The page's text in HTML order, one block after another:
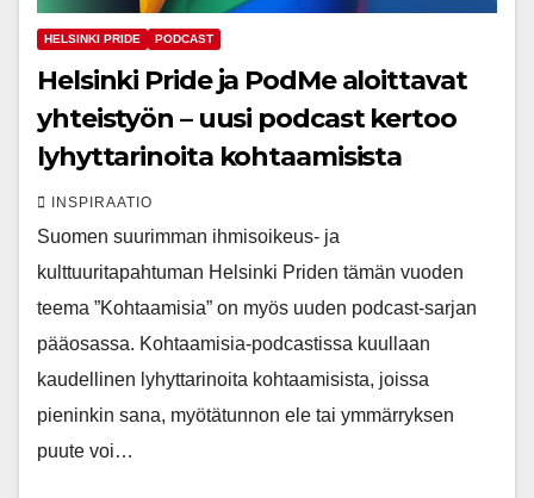
HELSINKI PRIDE PODCAST
Helsinki Pride ja PodMe aloittavat
yhteistyön – uusi podcast kertoo
lyhyttarinoita kohtaamisista
INSPIRAATIO
Suomen suurimman ihmisoikeus- ja
kulttuuritapahtuman Helsinki Priden tämän vuoden
teema ”Kohtaamisia” on myös uuden podcast-sarjan
pääosassa. Kohtaamisia-podcastissa kuullaan
kaudellinen lyhyttarinoita kohtaamisista, joissa
pieninkin sana, myötätunnon ele tai ymmärryksen
puute voi…